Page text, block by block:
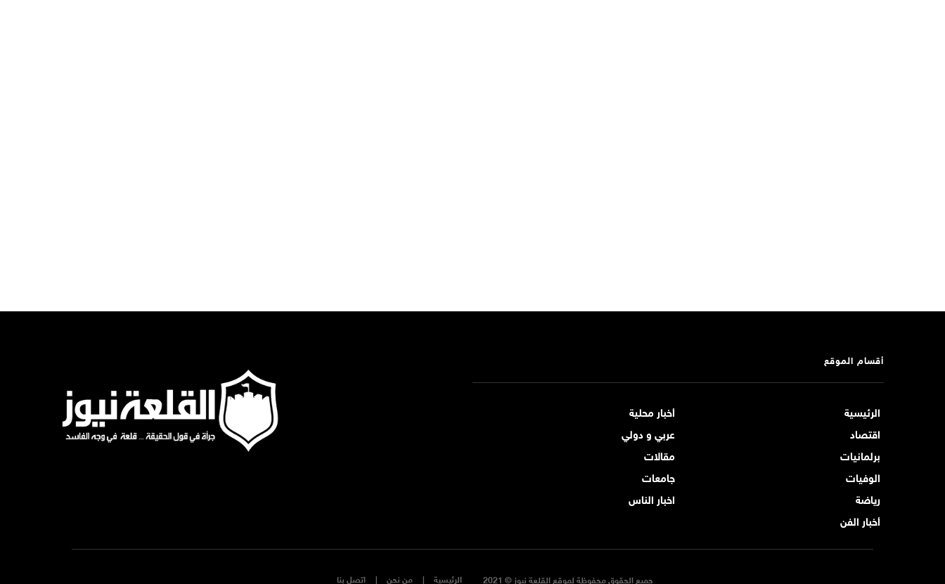
أقسام الموقع
الرئيسية
أخبار محلية
اقتصاد
عربي و دولي
برلمانيات
مقالات
الوفيات
جامعات
رياضة
اخبار الناس
أخبار الفن
جميع الحقوق محفوظة لموقع القلعة نيوز © 2021 اتصل بنا من نحن الرئيسية